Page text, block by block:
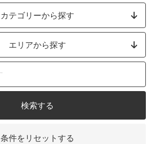
カテゴリーから探す
エリアから探す
検索する
条件をリセットする